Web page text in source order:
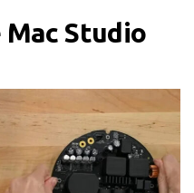
Studio